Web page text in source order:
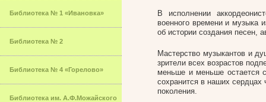
Библиотека № 1 «Ивановка»
Библиотека № 2
Библиотека № 4 «Горелово»
Библиотека им. А.Ф.Можайского
В исполнении
военного времени и музыка
об истории создания песен,
Мастерство музыкантов и
зрители всех возрастов
меньше и меньше остается
сохранится в наших
поколения.